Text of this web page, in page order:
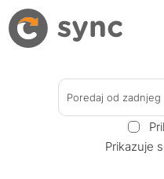
Poredaj od zadnjeg
Prikazuje